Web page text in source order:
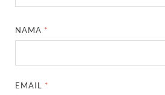
NAMA *
EMAIL *